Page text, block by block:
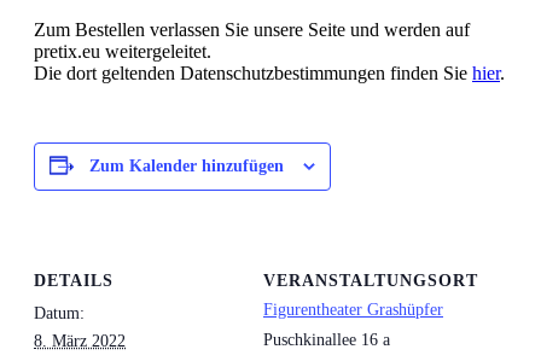
Zum Bestellen verlassen Sie unsere Seite und werden auf
pretix.eu weitergeleitet.
Die dort geltenden Datenschutzbestimmungen finden Sie hier.
Zum Kalender hinzufügen
DETAILS
Datum:
8. März 2022
VERANSTALTUNGSORT
Figurentheater Grashüpfer
Puschkinallee 16 a